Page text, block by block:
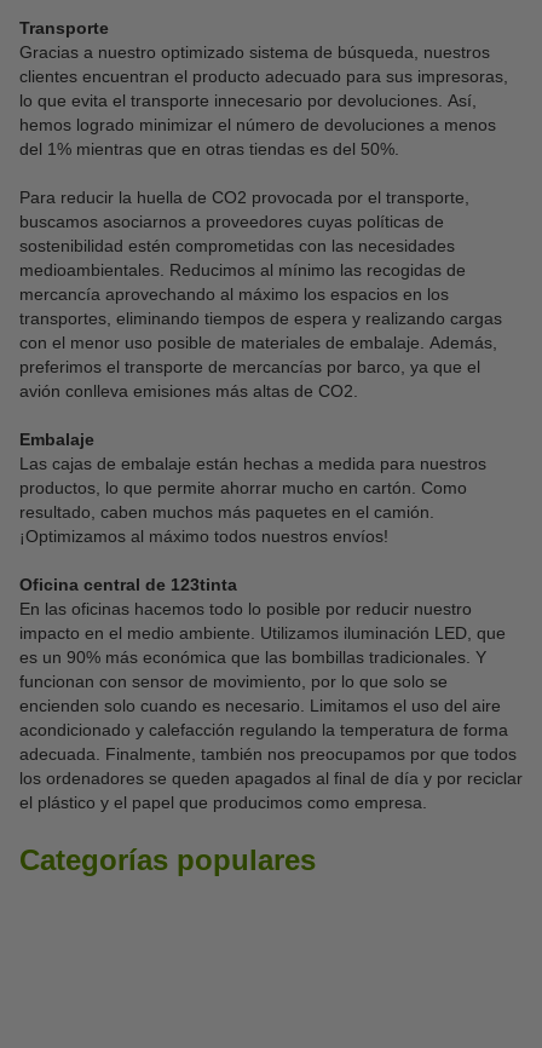
Transporte
Gracias a nuestro optimizado sistema de búsqueda, nuestros
clientes encuentran el producto adecuado para sus impresoras,
lo que evita el transporte innecesario por devoluciones. Así,
hemos logrado minimizar el número de devoluciones a menos
del 1% mientras que en otras tiendas es del 50%.
Para reducir la huella de CO2 provocada por el transporte,
buscamos asociarnos a proveedores cuyas políticas de
sostenibilidad estén comprometidas con las necesidades
medioambientales. Reducimos al mínimo las recogidas de
mercancía aprovechando al máximo los espacios en los
transportes, eliminando tiempos de espera y realizando cargas
con el menor uso posible de materiales de embalaje. Además,
preferimos el transporte de mercancías por barco, ya que el
avión conlleva emisiones más altas de CO2.
Embalaje
Las cajas de embalaje están hechas a medida para nuestros
productos, lo que permite ahorrar mucho en cartón. Como
resultado, caben muchos más paquetes en el camión.
¡Optimizamos al máximo todos nuestros envíos!
Oficina central de 123tinta
En las oficinas hacemos todo lo posible por reducir nuestro
impacto en el medio ambiente. Utilizamos iluminación LED, que
es un 90% más económica que las bombillas tradicionales. Y
funcionan con sensor de movimiento, por lo que solo se
encienden solo cuando es necesario. Limitamos el uso del aire
acondicionado y calefacción regulando la temperatura de forma
adecuada. Finalmente, también nos preocupamos por que todos
los ordenadores se queden apagados al final de día y por reciclar
el plástico y el papel que producimos como empresa.
Categorías populares